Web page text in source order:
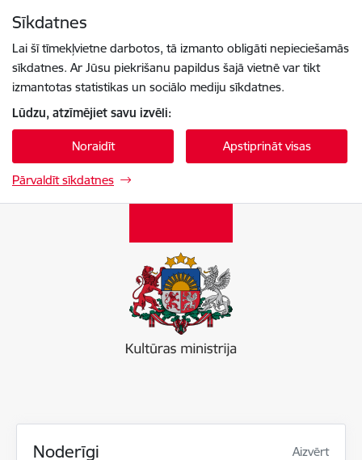
Sīkdatnes
Lai šī tīmekļvietne darbotos, tā izmanto obligāti nepieciešamās
sīkdatnes. Ar Jūsu piekrišanu papildus šajā vietnē var tikt
izmantotas statistikas un sociālo mediju sīkdatnes.
Lūdzu, atzīmējiet savu izvēli:
Noraidīt Apstiprināt visas
Pārvaldīt sīkdatnes
Noderīgi Aizvērt